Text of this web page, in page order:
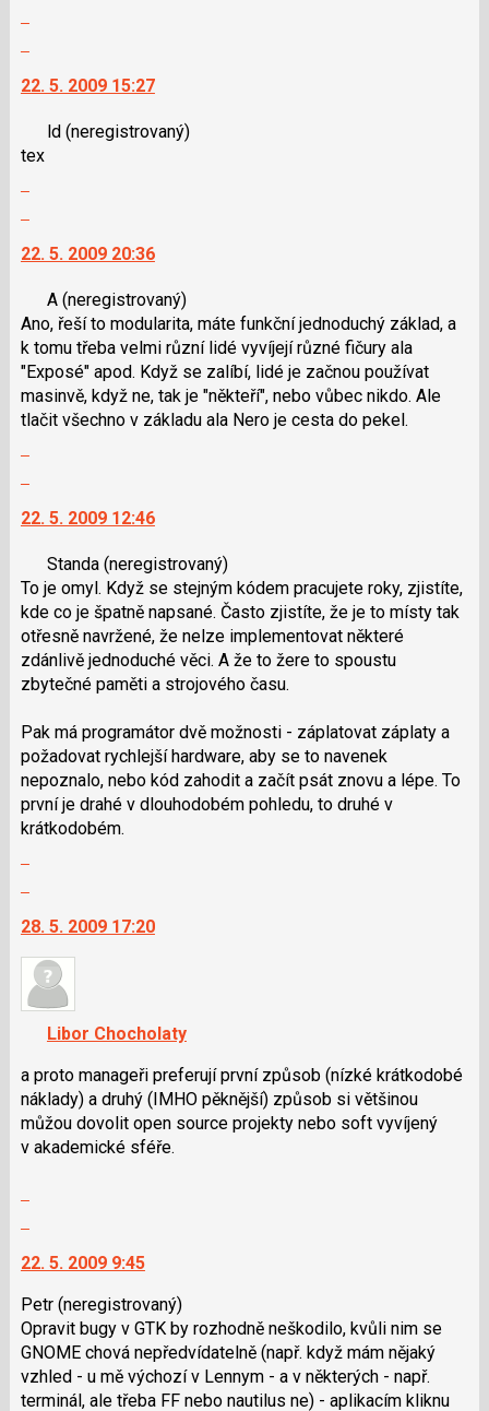
další
názor.
i
N
pro
následující
a
P
pro
22. 5. 2009 15:27
ld (neregistrovaný)
tex
další
názor.
K
navigaci
lze
použít
i
následující
P
pro
předchozí
nový
názor
22. 5. 2009 20:36
A (neregistrovaný)
Ano, řeší to modularita, máte funkční jednoduchý základ, a
k tomu třeba velmi různí lidé vyvíjejí různé fičury ala
"Exposé" apod. Když se zalíbí, lidé je začnou používat
masinvě, když ne, tak je "někteří", nebo vůbec nikdo. Ale
tlačit všechno v základu ala Nero je cesta do pekel.
další
názor.
K
navigaci
lze
použít
i
N
pro
následující
a
P
názor
22. 5. 2009 12:46
Standa (neregistrovaný)
To je omyl. Když se stejným kódem pracujete roky, zjistíte,
kde co je špatně napsané. Často zjistíte, že je to místy tak
otřesně navržené, že nelze implementovat některé
zdánlivě jednoduché věci. A že to žere to spoustu
zbytečné paměti a strojového času.
Pak má programátor dvě možnosti - záplatovat záplaty a
požadovat rychlejší hardware, aby se to navenek
nepoznalo, nebo kód zahodit a začít psát znovu a lépe. To
první je drahé v dlouhodobém pohledu, to druhé v
krátkodobém.
další
nový
názor.
navigaci
lze
použít
i
klávesy
N
pro
nový
názor
28. 5. 2009 17:20
Libor Chocholaty
a proto manageři preferují první způsob (nízké krátkodobé
náklady) a druhý (IMHO pěknější) způsob si většinou
můžou dovolit open source projekty nebo soft vyvíjený
v akademické sféře.
další
názor.
K
navigaci
lze
22. 5. 2009 9:45
Petr (neregistrovaný)
Opravit bugy v GTK by rozhodně neškodilo, kvůli nim se
GNOME chová nepředvídatelně (např. když mám nějaký
vzhled - u mě výchozí v Lennym - a v některých - např.
terminál, ale třeba FF nebo nautilus ne) - aplikacím kliknu